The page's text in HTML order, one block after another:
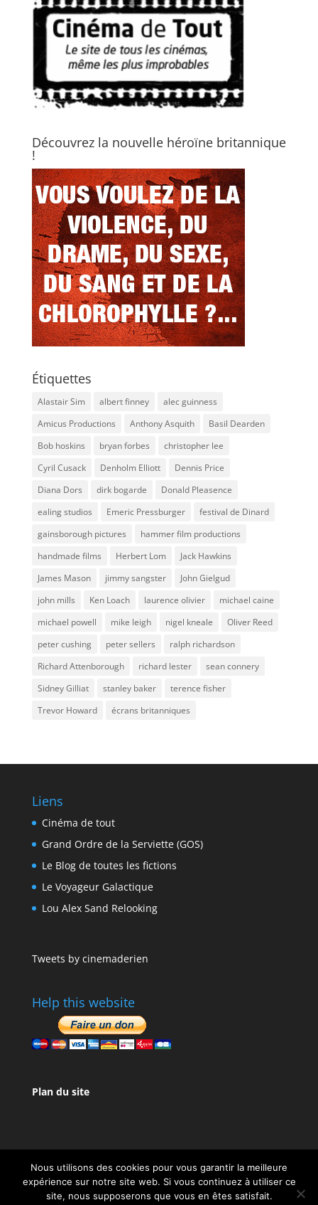
Découvrez la nouvelle héroïne britannique
!
Étiquettes
Alastair Sim albert finney
alec guinness
Amicus Productions
Anthony Asquith
Basil Dearden
Bob hoskins
bryan forbes
christopher lee
Cyril Cusack
Denholm Elliott
Dennis Price
Diana Dors
dirk bogarde
Donald Pleasence
ealing studios
Emeric Pressburger
festival de Dinard
gainsborough pictures
hammer film productions
handmade films
Herbert Lom
Jack Hawkins
James Mason
jimmy sangster
John Gielgud
john mills
Ken Loach laurence olivier
michael caine
michael powell
mike leigh nigel kneale
Oliver Reed
peter cushing
peter sellers
ralph richardson
Richard Attenborough
richard lester
sean connery
Sidney Gilliat
stanley baker
terence fisher
Trevor Howard
écrans britanniques
Liens
Cinéma de tout
Grand Ordre de la Serviette (GOS)
Le Blog de toutes les fictions
Le Voyageur Galactique
Lou Alex Sand Relooking
Tweets by cinemaderien
Help this website
Plan du site
Design deElegant Themes| Propulsé par
Nous utilisons des cookies pour vous garantir la meilleure
expérience sur notre site web. Si vous continuez à utiliser ce
site, nous supposerons que vous en êtes satisfait.